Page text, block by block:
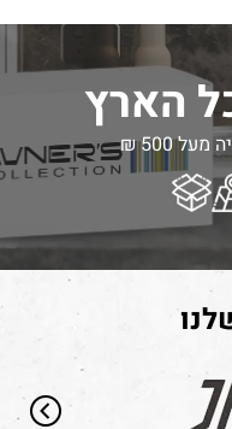
הארץ
500 ₪